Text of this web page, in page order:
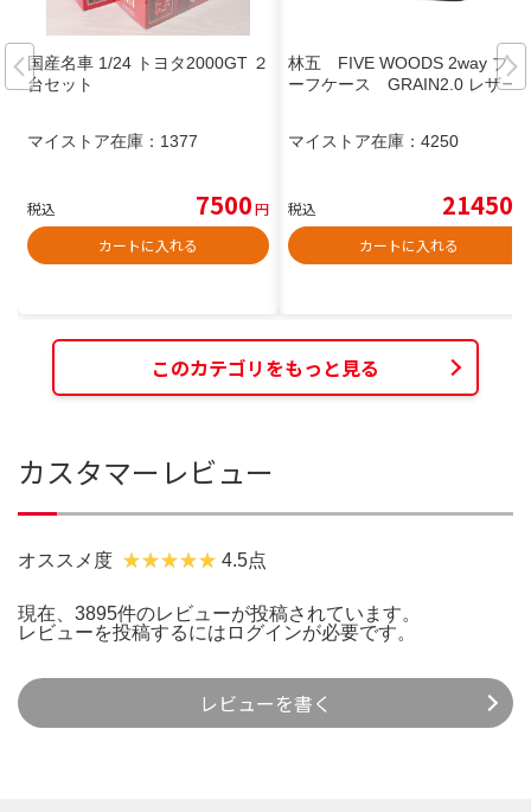
国産名車 1/24 トヨタ2000GT ２
台セット
マイストア在庫： 1377
税込 7500円
カートに入れる
林五 FIVE WOODS 2way ブリ
ーフケース GRAIN2.0 レザー
マイストア在庫： 4250
税込 21450
カートに入れる
このカテゴリをもっと見る
カスタマーレビュー
オススメ度 4.5点
現在、3895件のレビューが投稿されています。
レビューを投稿するには ログインが必要です。
レビューを書く